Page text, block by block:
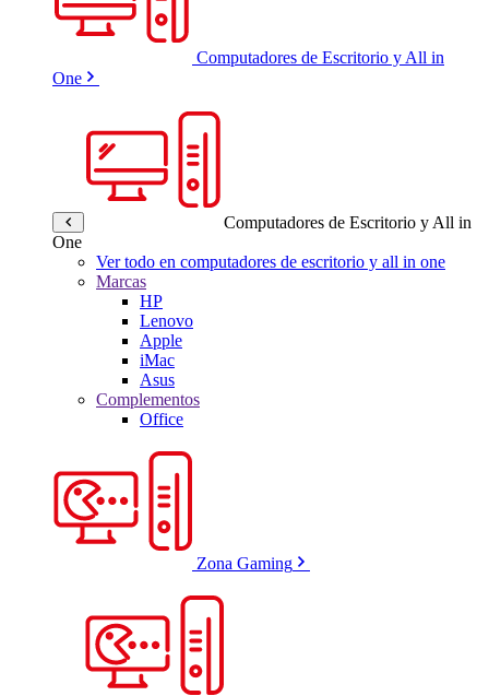
Computadores de Escritorio y All in
One
Computadores de Escritorio y All in
One
Ver todo en computadores de escritorio y all in one
Marcas
HP
Lenovo
Apple
iMac
Asus
Complementos
Office
Zona Gaming